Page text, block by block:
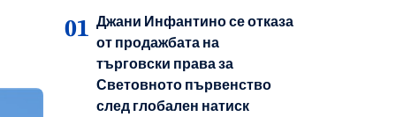
Джани Инфантино се отказа
от продажбата на
търговски права за
Световното първенство
след глобален натиск